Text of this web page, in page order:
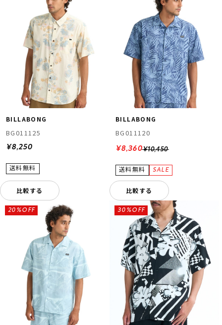
BILLABONG
BG011125
¥8,250
比較する
BILLABONG
BG011120
¥10,450
¥8,360
比較する
20%OFF 30%OFF